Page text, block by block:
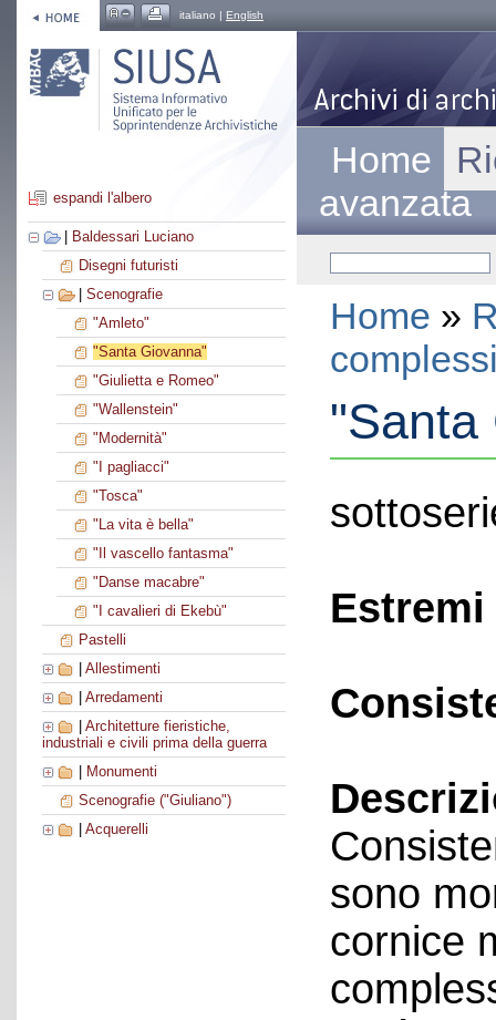
italiano | English
espandi l'albero
Baldessari Luciano
Disegni futuristi
Scenografie
"Amleto"
"Santa Giovanna"
"Giulietta e Romeo"
"Wallenstein"
"Modernità"
"I pagliacci"
"Tosca"
"La vita è bella"
"Il vascello fantasma"
"Danse macabre"
"I cavalieri di Ekebù"
Pastelli
Allestimenti
Arredamenti
Architetture fieristiche,
industriali e civili prima della guerra
Monumenti
Scenografie ("Giuliano")
Acquerelli
Home
avanzata
Home »
"Santa
sono
cornice